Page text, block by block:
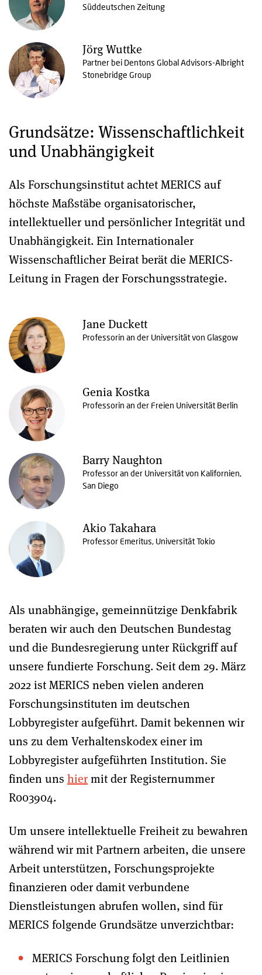
Süddeutschen Zeitung
Jörg Wuttke
Partner bei Dentons Global Advisors-Albright
Stonebridge Group
Grundsätze: Wissenschaftlichkeit
und Unabhängigkeit
Als Forschungsinstitut achtet MERICS auf
höchste Maßstäbe organisatorischer,
intellektueller und persönlicher Integrität und
Unabhängigkeit. Ein Internationaler
Wissenschaftlicher Beirat berät die MERICS-
Leitung in Fragen der Forschungsstrategie.
Jane Duckett
Professorin an der Universität von Glasgow
Genia Kostka
Professorin an der Freien Universität Berlin
Barry Naughton
Professor an der Universität von Kalifornien,
San Diego
Akio Takahara
Professor Emeritus, Universität Tokio
Als unabhängige, gemeinnützige Denkfabrik
beraten wir auch den Deutschen Bundestag
und die Bundesregierung unter Rückgriff auf
unsere fundierte Forschung. Seit dem 29. März
2022 ist MERICS neben vielen anderen
Forschungsinstituten im deutschen
Lobbyregister aufgeführt. Damit bekennen wir
uns zu dem Verhaltenskodex einer im
Lobbyregister aufgeführten Institution. Sie
finden uns hiermit der Registernummer
R003904.
Um unsere intellektuelle Freiheit zu bewahren
während wir mit Partnern arbeiten, die unsere
Arbeit unterstützen, Forschungsprojekte
finanzieren oder damit verbundene
Dienstleistungen abrufen wollen, sind für
MERICS folgende Grundsätze unverzichtbar:
MERICS Forschung folgt den Leitlinien